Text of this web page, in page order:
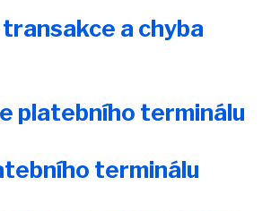
a chyba
platebního terminálu
terminálu